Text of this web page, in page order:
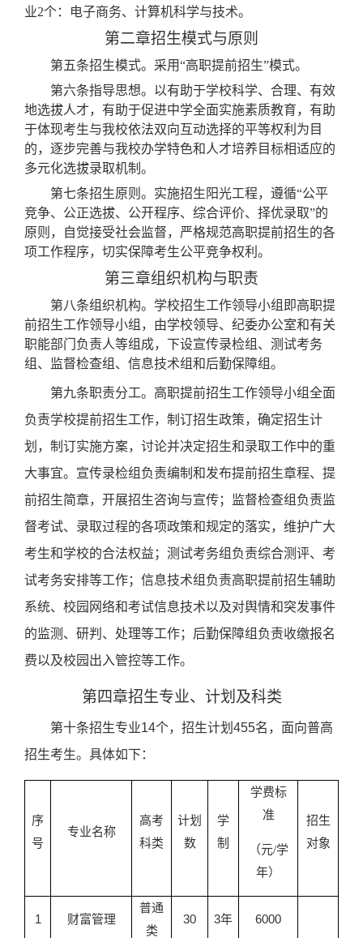
业2个：电子商务、计算机科学与技术。
第二章招生模式与原则
第五条招生模式。采用“高职提前招生”模式。
第六条指导思想。以有助于学校科学、合理、有效
地选拔人才，有助于促进中学全面实施素质教育，有助
于体现考生与我校依法双向互动选择的平等权利为目
的，逐步完善与我校办学特色和人才培养目标相适应的
多元化选拔录取机制。
第七条招生原则。 实施招生阳光工程，遵循“公平
竞争、公正选拔、公开程序、 综合评价、择优录取”的
原则，自觉接受社会监督，严格规范高职提前招生的各
项工作程序，切实保障考生公平竞争权利。
第三章组织机构与职责
第八条组织机构。学校招生工作领导小组即高职提
前招生工作领导小组，由学校领导、纪委办公室和有关
职能部门负责人等组成，下设宣传录检组、测试考务
组、监督检查组、信息技术组和后勤保障组。
第九条职责分工。高职提前招生工作领导小组全面
负责学校提前招生工作，制订招生政策，确定招生计
划，制订实施方案，讨论并决定招生和录取工作中的重
大事宜。宣传录检组负责编制和发布提前招生章程、提
前招生简章， 开展招生咨询与宣传；监督检查组负责监
督考试、录取过程的各项政策和规定的落实，维护广大
考生和学校的合法权益；测试考务组负责综合测评、考
试考务安排等工作；信息技术组负责高职提前招生辅助
系统、校园网络和考试信息技术以及对舆情和突发事件
的监测、研判、处理等工作；后勤保障组负责收缴报名
费以及校园出入管控等工作。
第四章招生专业、计划及科类
第十条招生专业14个，招生计划 455名， 面向普高
招生考生。具体如下：
序
号
专业名称
高考
科类
计划
数
学
制
学费标
准
（元/学
年）
招生
对象
1 财富管理
普通
类
30 3年 6000